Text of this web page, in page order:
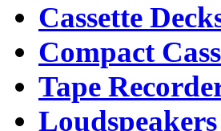
Cassette
Compact
Tape
Loudspeakers